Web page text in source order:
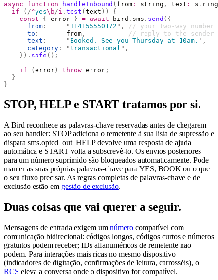
async function handleInbound ( from : string , text :
string
  if
( /^yes\b/i . test ( text ))
{
    const
{ error } = await bird . sms . send ({
      from
:
     "
+14155550172 " ,
// your two-way number
      to
:
       from
,
           // reply to the sender
      text
:
     "
Booked. See you Thursday at 10am. " ,
      category
: "transactional " ,
    }).
safe ();
    if
( error ) throw error ;
  }
}
STOP, HELP e START tratamos por si.
A Bird reconhece as palavras-chave reservadas antes de chegarem
ao seu handler: STOP adiciona o remetente à sua lista de supressão e
dispara sms.opted_out, HELP devolve uma resposta de ajuda
automática e START volta a subscrevê-lo. Os envios posteriores
para um número suprimido são bloqueados automaticamente. Pode
manter as suas próprias palavras-chave para YES, BOOK ou o que
o seu fluxo precisar. As regras completas de palavras-chave e de
exclusão estão em gestão de exclusão.
Duas coisas que vai querer a seguir.
Mensagens de entrada exigem um número compatível com
comunicação bidirecional: códigos longos, códigos curtos e números
gratuitos podem receber; IDs alfanuméricos de remetente não
podem. Para interações mais ricas no mesmo dispositivo
(indicadores de digitação, confirmações de leitura, carrosséis), o
RCS eleva a conversa onde o dispositivo for compatível.